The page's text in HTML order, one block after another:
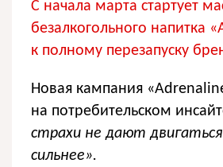
С начала марта стартует
безалкогольного напитка «
к полному перезапуску
Новая кампания «
на потребительском
страхи не дают
сильнее».